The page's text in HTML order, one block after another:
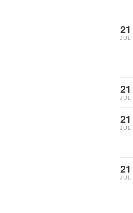
21
JUL
21
JUL
21
JUL
21
JUL